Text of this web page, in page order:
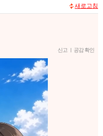
새로고침
신고 | 공감 확인